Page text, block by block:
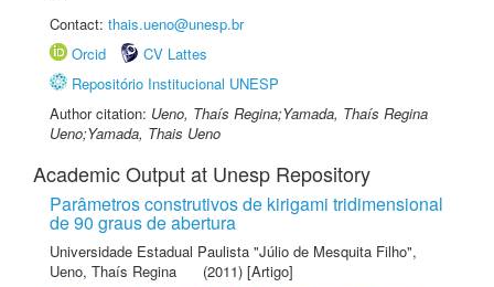
Contact: thais.ueno@unesp.br
Orcid
CV Lattes
Repositório Institucional UNESP
Author citation: Ueno, Thaís Regina;Yamada, Thaís Regina
Ueno;Yamada, Thais Ueno
Academic Output at Unesp Repository
Parâmetros construtivos de kirigami tridimensional
de 90 graus de abertura
Universidade Estadual Paulista "Júlio de Mesquita Filho",
Ueno, Thaís Regina
(2011) [Artigo]